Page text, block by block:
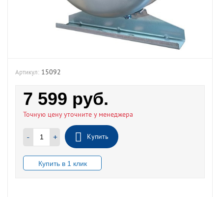
Артикул: 15092
7 599 руб.
Точную цену уточните у менеджера
- + Купить